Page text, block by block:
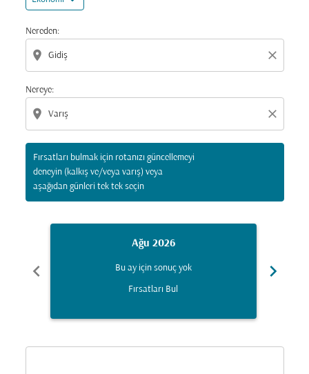
Nereden:
location_on close
Nereye:
location_on close
Fırsatları bulmak için rotanızı güncellemeyi
deneyin (kalkış ve/veya varış) veya
aşağıdan günleri tek tek seçin
chevron_left
Ağu 2026
Bu ay için sonuç yok
Fırsatları Bul
chevron_right